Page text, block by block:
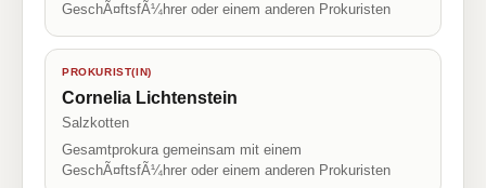
GeschÃ¤ftsfÃ¼hrer oder einem anderen Prokuristen
PROKURIST(IN)
Cornelia Lichtenstein
Salzkotten
Gesamtprokura gemeinsam mit einem
GeschÃ¤ftsfÃ¼hrer oder einem anderen Prokuristen